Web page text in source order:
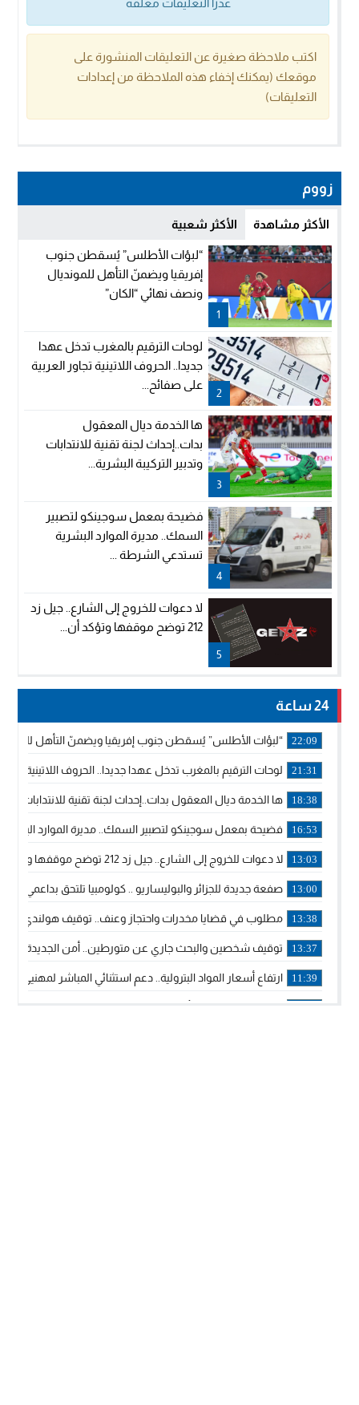
اكتب ملاحظة صغيرة عن التعليقات المنشورة على
موقعك (يمكنك إخفاء هذه الملاحظة من إعدادات
التعليقات)
زووم
الأكثر مشاهدة الأكثر شعبية
1
“لبؤات الأطلس” يُسقطن جنوب
إفريقيا ويضمنّ التأهل للمونديال
ونصف نهائي “الكان”
2
لوحات الترقيم بالمغرب تدخل عهدا
جديدا.. الحروف اللاتينية تجاور العربية
على صفائح...
3
ها الخدمة ديال المعقول
بدات..إحداث لجنة تقنية للانتدابات
وتدبير التركيبة البشرية...
4
فضيحة بمعمل سوجينكو لتصبير
السمك.. مديرة الموارد البشرية
تستدعي الشرطة ...
5
لا دعوات للخروج إلى الشارع.. جيل زد
212 توضح موقفها وتؤكد أن...
24 ساعة
22:09 “لبؤات الأطلس” يُسقطن جنوب إفريقيا ويضمنّ التأهل
21:31 لوحات الترقيم بالمغرب تدخل عهدا جديدا.. الحروف اللاتينية
18:38 ها الخدمة ديال المعقول بدات..إحداث لجنة تقنية للانتدابات
16:53 فضيحة بمعمل سوجينكو لتصبير السمك.. مديرة الموارد
13:03 لا دعوات للخروج إلى الشارع.. جيل زد 212 توضح موقفها وتؤكد أن المنشورات المنسوبة إليها لا تمثل موقفها الرسمي.
13:00 صفعة جديدة للجزائر والبوليساريو .. كولومبيا تلتحق بداعمي
13:38 مطلوب في قضايا مخدرات واحتجاز وعنف.. توقيف هولندي
13:37 توقيف شخصين والبحث جاري عن متورطين.. أمن الجديدة يفك
11:39 ارتفاع أسعار المواد البترولية.. دعم استثنائي المباشر لمهنيي